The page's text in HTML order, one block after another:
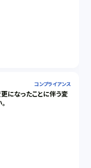
コンプライアンス
になったことに伴う変